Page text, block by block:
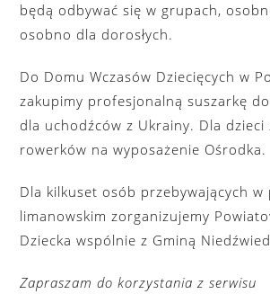
będą odbywać się w grupach,
osobno dla dorosłych.
Do Domu Wczasów Dziecięcych w
zakupimy profesjonalną suszarkę
dla uchodźców z Ukrainy. Dla dzieci
rowerków na wyposażenie Ośrodka.
Dla kilkuset osób przebywających w
limanowskim zorganizujemy
Dziecka wspólnie z Gminą
Zapraszam do korzystania z serwisu